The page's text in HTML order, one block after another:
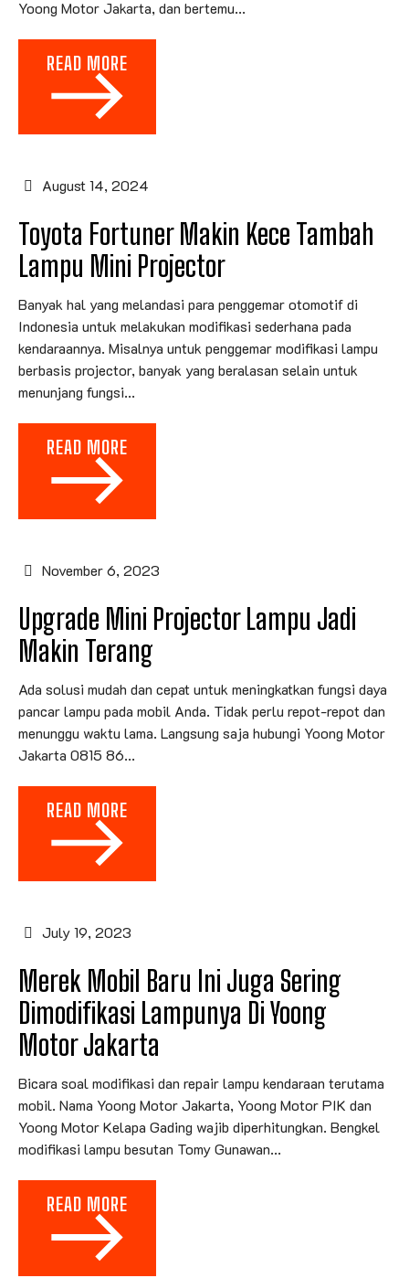
Yoong Motor Jakarta, dan bertemu...
READ MORE
August 14, 2024
Toyota Fortuner Makin Kece Tambah
Lampu Mini Projector
Banyak hal yang melandasi para penggemar otomotif di
Indonesia untuk melakukan modifikasi sederhana pada
kendaraannya. Misalnya untuk penggemar modifikasi lampu
berbasis projector, banyak yang beralasan selain untuk
menunjang fungsi...
READ MORE
November 6, 2023
Upgrade Mini Projector Lampu Jadi
Makin Terang
Ada solusi mudah dan cepat untuk meningkatkan fungsi daya
pancar lampu pada mobil Anda. Tidak perlu repot-repot dan
menunggu waktu lama. Langsung saja hubungi Yoong Motor
Jakarta 0815 86...
READ MORE
July 19, 2023
Merek Mobil Baru Ini Juga Sering
Dimodifikasi Lampunya Di Yoong
Motor Jakarta
Bicara soal modifikasi dan repair lampu kendaraan terutama
mobil. Nama Yoong Motor Jakarta, Yoong Motor PIK dan
Yoong Motor Kelapa Gading wajib diperhitungkan. Bengkel
modifikasi lampu besutan Tomy Gunawan...
READ MORE